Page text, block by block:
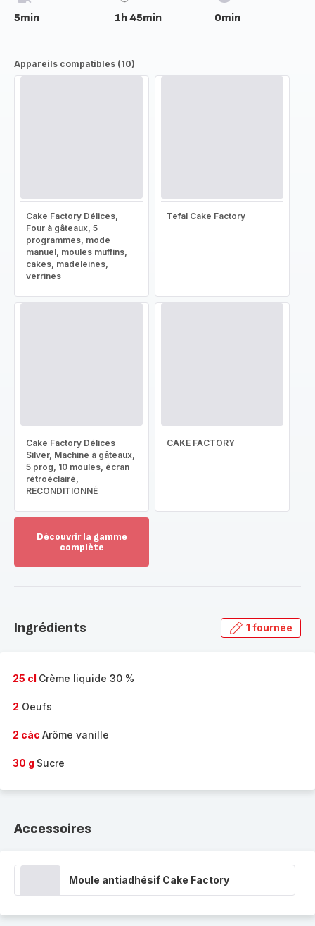
5min 1h 45min 0min
Appareils compatibles (10)
Cake Factory Délices,
Four à gâteaux, 5
programmes, mode
manuel, moules muffins,
cakes, madeleines,
verrines
Tefal Cake Factory
Cake Factory Délices
Silver, Machine à gâteaux,
5 prog, 10 moules, écran
rétroéclairé,
RECONDITIONNÉ
CAKE FACTORY
Découvrir la gamme
complète
gamme
Ingrédients 1 fournée
25 cl Crème liquide 30 %
2 Oeufs
2 càc Arôme vanille
30 g Sucre
Accessoires
Moule antiadhésif Cake Factory